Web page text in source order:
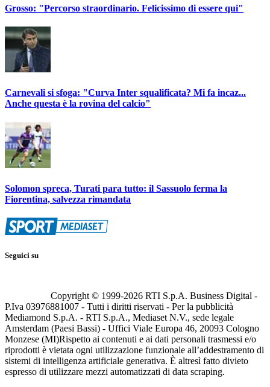
Grosso: "Percorso straordinario. Felicissimo di essere qui"
Carnevali si sfoga: "Curva Inter squalificata? Mi fa incaz...
Anche questa è la rovina del calcio"
Solomon spreca, Turati para tutto: il Sassuolo ferma la
Fiorentina, salvezza rimandata
Seguici su
Copyright © 1999-2026 RTI S.p.A. Business Digital -
P.Iva 03976881007 - Tutti i diritti riservati - Per la pubblicità
Mediamond S.p.A. - RTI S.p.A., Mediaset N.V., sede legale
Amsterdam (Paesi Bassi) - Uffici Viale Europa 46, 20093 Cologno
Monzese (MI)Rispetto ai contenuti e ai dati personali trasmessi e/o
riprodotti è vietata ogni utilizzazione funzionale all’addestramento di
sistemi di intelligenza artificiale generativa. È altresì fatto divieto
espresso di utilizzare mezzi automatizzati di data scraping.